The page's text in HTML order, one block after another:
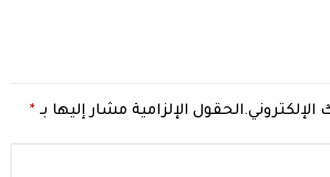
الحقول الإلزامية مشار إليها بـ *